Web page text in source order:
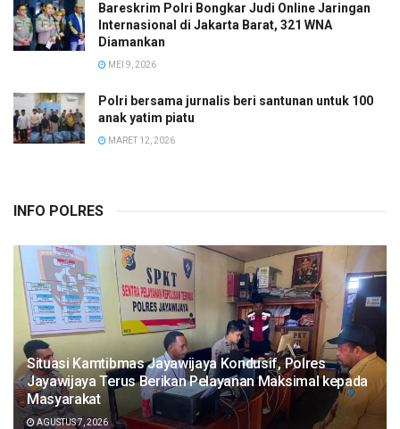
Bareskrim Polri Bongkar Judi Online Jaringan
Internasional di Jakarta Barat, 321 WNA
Diamankan
MEI 9, 2026
Polri bersama jurnalis beri santunan untuk 100
anak yatim piatu
MARET 12, 2026
INFO POLRES
Situasi Kamtibmas Jayawijaya Kondusif, Polres
Jayawijaya Terus Berikan Pelayanan Maksimal kepada
Masyarakat
AGUSTUS 7, 2026